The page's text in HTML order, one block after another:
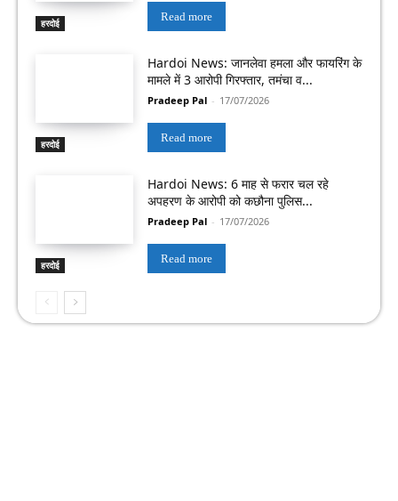
हरदोई Read more
हरदोई
Hardoi News: जानलेवा हमला और फायरिंग के
मामले में 3 आरोपी गिरफ्तार, तमंचा व...
Pradeep Pal - 17/07/2026
Read more
हरदोई
Hardoi News: 6 माह से फरार चल रहे
अपहरण के आरोपी को कछौना पुलिस...
Pradeep Pal - 17/07/2026
Read more